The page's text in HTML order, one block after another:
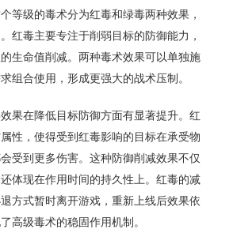
等级的毒术分为红毒和绿毒两种效果，
红毒主要专注于削弱目标的防御能力，
生命值削减。两种毒术效果可以单独施
组合使用，形成更强大的战术压制。
果在降低目标防御方面有显著提升。红
性，使得受到红毒影响的目标在承受物
受到更多伤害。这种防御削减效果不仅
体现在作用时间的持久性上。红毒的减
方式暂时离开游戏，重新上线后效果依
高级毒术的稳固作用机制。